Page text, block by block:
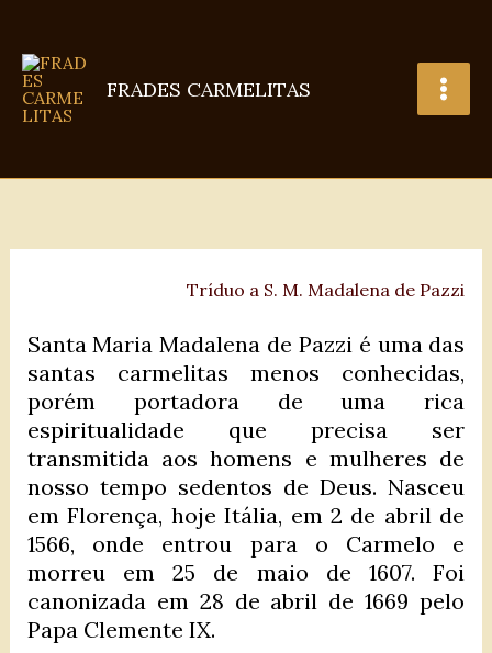
conteúdo
FRADES CARMELITAS
Tríduo a S. M. Madalena de Pazzi
Santa Maria Madalena de Pazzi é uma das
santas carmelitas menos conhecidas,
porém portadora de uma rica
espiritualidade que precisa ser
transmitida aos homens e mulheres de
nosso tempo sedentos de Deus. Nasceu
em Florença, hoje Itália, em 2 de abril de
1566, onde entrou para o Carmelo e
morreu em 25 de maio de 1607. Foi
canonizada em 28 de abril de 1669 pelo
Papa Clemente IX.